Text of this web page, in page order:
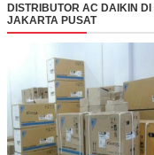
DISTRIBUTOR AC DAIKIN
JAKARTA PUSAT